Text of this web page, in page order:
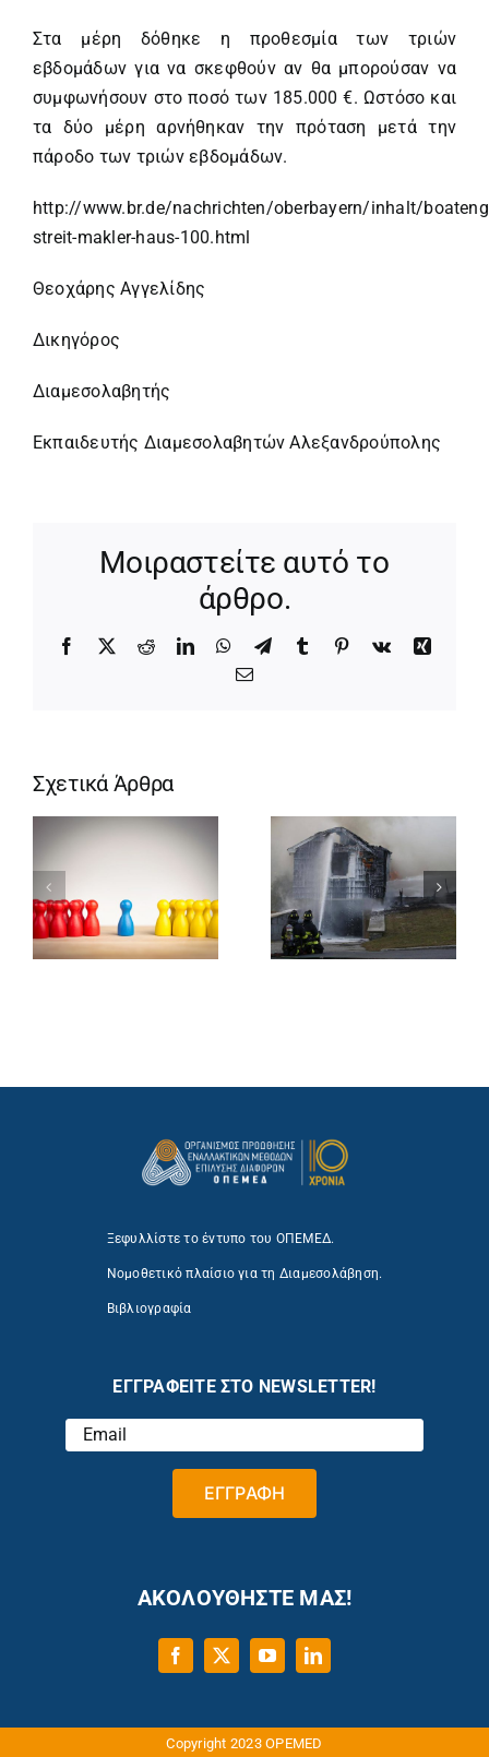
Στα μέρη δόθηκε η προθεσμία των τριών
εβδομάδων για να σκεφθούν αν θα μπορούσαν να
συμφωνήσουν στο ποσό των 185.000 €. Ωστόσο και
τα δύο μέρη αρνήθηκαν την πρόταση μετά την
πάροδο των τριών εβδομάδων.
http://www.br.de/nachrichten/oberbayern/inhalt/
streit-makler-haus-100.html
Θεοχάρης Αγγελίδης
Δικηγόρος
Διαμεσολαβητής
Εκπαιδευτής Διαμεσολαβητών Αλεξανδρούπολης
Μοιραστείτε αυτό το
άρθρο.
Facebook
X RedditLinkedInWhatsApp
TelegramTumblr Pinterest
Vk
Xing
Email
Σχετικά Άρθρα
Ξεφυλλίστε το έντυπο του ΟΠΕΜΕΔ.
Νομοθετικό πλαίσιο για τη Διαμεσολάβηση.
Βιβλιογραφία
ΕΓΓΡΑΦΕΙΤΕ ΣΤΟ NEWSLETTER!
ΑΚΟΛΟΥΘΗΣΤΕ ΜΑΣ!
Copyright 2023 OPEMED